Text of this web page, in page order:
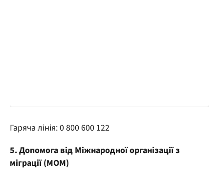
Гаряча лінія: 0 800 600 122
5. Допомога від Міжнародної організації з
міграції (МОМ)